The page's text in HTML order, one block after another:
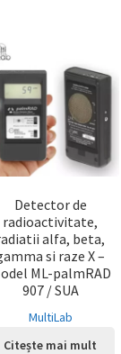
Detector de
radioactivitate,
alfa, beta,
si raze X –
ML-palmRAD
907 / SUA
MultiLab
Citește mai mult